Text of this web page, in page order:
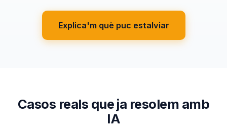
Explica'm què puc estalviar
Casos reals que ja resolem amb
IA